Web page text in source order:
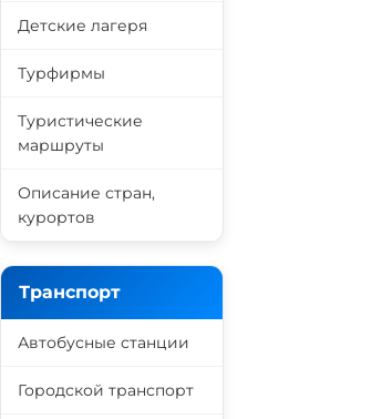
Детские лагеря
Турфирмы
Туристические
маршруты
Описание стран,
курортов
Транспорт
Автобусные станции
Городской транспорт